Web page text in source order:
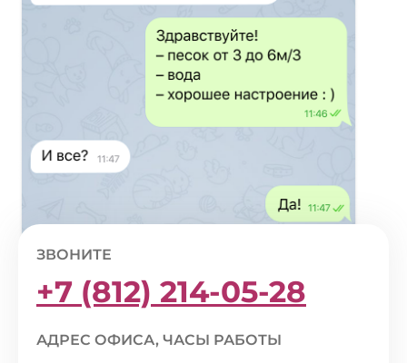
ЗВОНИТЕ
+7 (812) 214-05-28
АДРЕС ОФИСА, ЧАСЫ РАБОТЫ